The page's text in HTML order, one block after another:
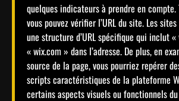
quelques indicateurs à prendre en compte.
vous pouvez vérifier l’URL du site. Les
une structure d’URL spécifique qui inclut
« wix.com » dans l’adresse. De plus, en
source de la page, vous pourriez repérer
scripts caractéristiques de la plateforme
certains aspects visuels ou fonctionnels